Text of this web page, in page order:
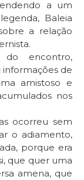
a um
Baleia
a relação
encontro,
de
amistoso e
nos
ocorreu sem
o adiamento,
porque era
que quer uma
amena, que